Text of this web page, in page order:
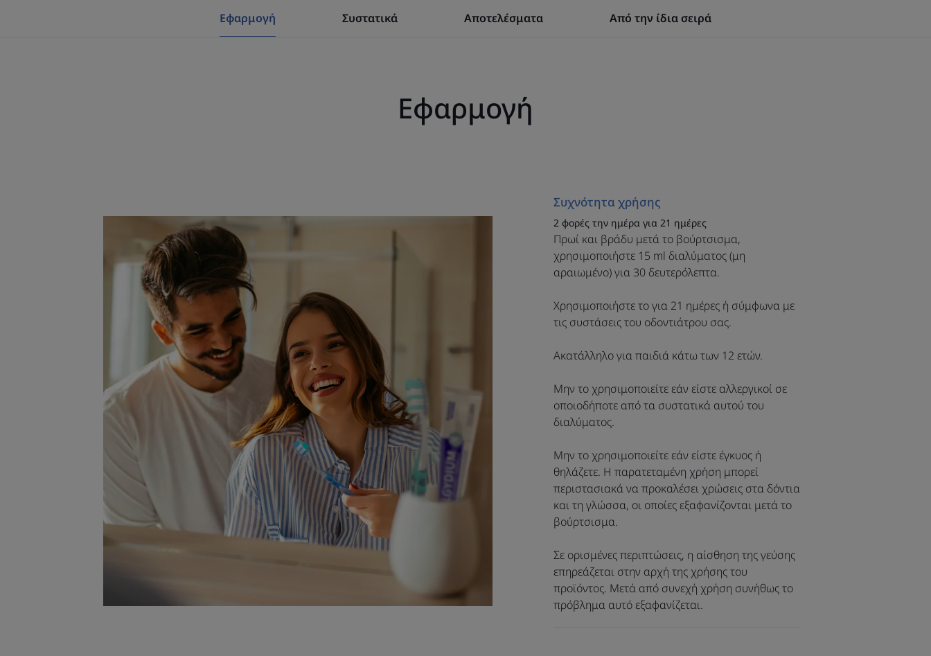
προσφέρουν βακτηριακή
χρήση μπορεί να προκαλέσει
Έτοιμο προς χρήση και χωρίς αλκοόλ, το στοματικό διάλυμα EluPerio λειτουργεί
της πλάκας και τη διατήρηση της υγείας των ούλων.
Οφέλη
• ΕΞΥΓΙΑΝΣΗ : το στοματικό διάλυμα EluPerio συμβάλλει στη μείωση της
συσσώρευσης οδοντικής πλάκας και στη διατήρηση της υγείας των ούλων.
• ΧΩΡΙΣ ΑΛΚΟΟΛ : Κατάλληλο για ενήλικες και παιδιά από 12 ετών και άνω.
• ΚΑΘΑΡΙΖΕΙ και αναζωογονεί το στόμα.
¹ Δοκιμή ανοχής και αποτελεσματικότητας σε 42 άτομα για 21 ημέρες, 2 χρήσεις την ημέρα.
Εφαρμογή Συστατικά Αποτελέσματα Από την ίδια σειρά
Εφαρμογή
Συχνότητα χρήσης
2 φορές την ημέρα για 21 ημέρες
Πρωί και βράδυ μετά το βούρτσισμα,
χρησιμοποιήστε 15 ml διαλύματος (μη
αραιωμένο) για 30 δευτερόλεπτα.
Χρησιμοποιήστε το για 21 ημέρες ή σύμφωνα με
τις συστάσεις του οδοντιάτρου σας.
Ακατάλληλο για παιδιά κάτω των 12 ετών.
Μην το χρησιμοποιείτε εάν είστε αλλεργικοί σε
οποιοδήποτε από τα συστατικά αυτού του
διαλύματος.
Μην το χρησιμοποιείτε εάν είστε έγκυος ή
θηλάζετε. Η παρατεταμένη χρήση μπορεί
περιστασιακά να προκαλέσει χρώσεις στα δόντια
και τη γλώσσα, οι οποίες εξαφανίζονται μετά το
βούρτσισμα.
Σε ορισμένες περιπτώσεις, η αίσθηση της γεύσης
επηρεάζεται στην αρχή της χρήσης του
προϊόντος. Μετά από συνεχή χρήση συνήθως το
πρόβλημα αυτό εξαφανίζεται.